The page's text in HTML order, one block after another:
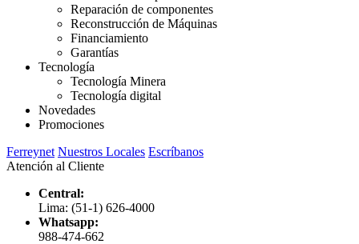
Reparación de componentes
Reconstrucción de Máquinas
Financiamiento
Garantías
Tecnología
Tecnología Minera
Tecnología digital
Novedades
Promociones
Ferreynet Nuestros Locales Escríbanos
Atención al Cliente
Central:
Lima: (51-1) 626-4000
Whatsapp:
988-474-662